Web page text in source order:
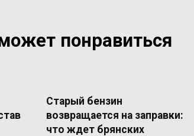
понравиться
Старый бензин
возвращается на заправки:
что ждет брянских